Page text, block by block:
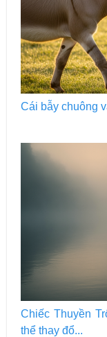
Cái bẫy chuông
Chiếc Thuyền
thể thay đổ...